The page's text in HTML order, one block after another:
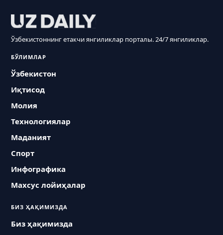
Ўзбекистоннинг етакчи янгиликлар порталы. 24/7 янгиликлар.
БЎЛИМЛАР
Ўзбекистон
Иқтисод
Молия
Технологиялар
Маданият
Спорт
Инфографика
Махсус лойиҳалар
БИЗ ҲАҚИМИЗДА
Биз ҳақимизда